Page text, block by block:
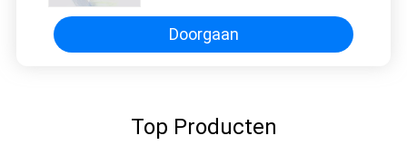
Doorgaan
Top Producten